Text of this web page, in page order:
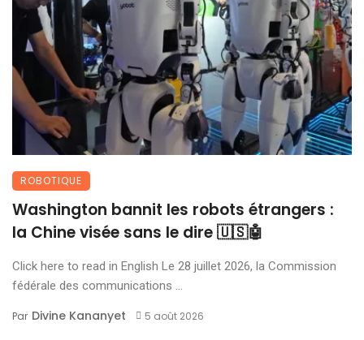
ROBOTIQUE
Washington bannit les robots étrangers :
la Chine visée sans le dire 🇺🇸🤖
Click here to read in English Le 28 juillet 2026, la Commission
fédérale des communications ...
Par Divine Kananyet 5 août 2026